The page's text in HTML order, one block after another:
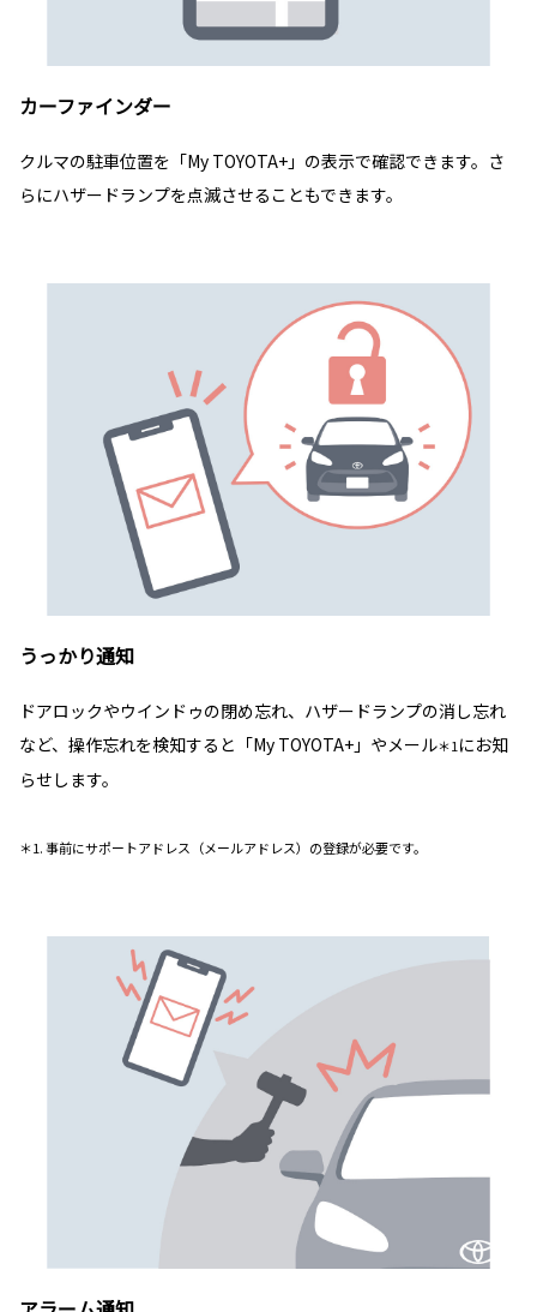
カーファインダー
クルマの駐車位置を「My TOYOTA+」の表示で確認できます。さ
らにハザードランプを点滅させることもできます。
うっかり通知
ドアロックやウインドゥの閉め忘れ、ハザードランプの消し忘れ
など、操作忘れを検知すると「My TOYOTA+」やメール＊1 にお知
らせします。
＊1. 事前にサポートアドレス（メールアドレス）の登録が必要です。